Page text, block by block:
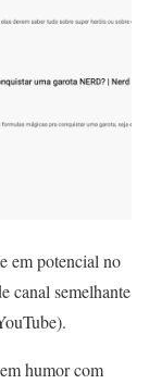
em potencial no
canal semelhante
humor com